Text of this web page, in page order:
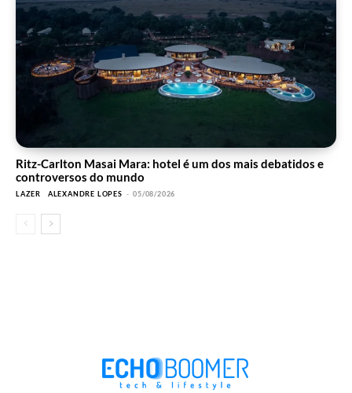
Ritz-Carlton Masai Mara: hotel é um dos mais debatidos e
controversos do mundo
LAZER ALEXANDRE LOPES - 05/08/2026